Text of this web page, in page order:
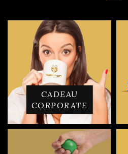
CADEAU
CORPORATE